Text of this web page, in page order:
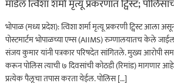
मॉडेल त्विशा शर्मा मृत्यू प्रकरणात ट्विस्ट;
भोपाळ (मध्य प्रदेश): त्विशा शर्मा मृत्यू प्रकरणी ट्विस्ट आला
पोस्टमार्टम भोपाळच्या एम्स (AIIMS) रुग्णालयातच केले
संजय कुमार यांनी पत्रकार परिषदेत सांगितले. मुख्य आरोपी
करून पोलिस त्याची ७ दिवसांची कोठडी (रिमांड) मागणार
प्रत्येक पैलूचा तपास करता येईल. पोलिस […]